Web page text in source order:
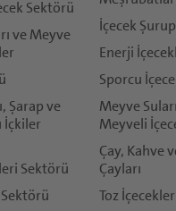
Sektörü
ve Meyve
Şarap ve
İçkiler
Sektörü
İçecek
Enerji
Sporcu
Meyve
Meyveli
Çay, Kahve
Çayları
Toz İçecekler